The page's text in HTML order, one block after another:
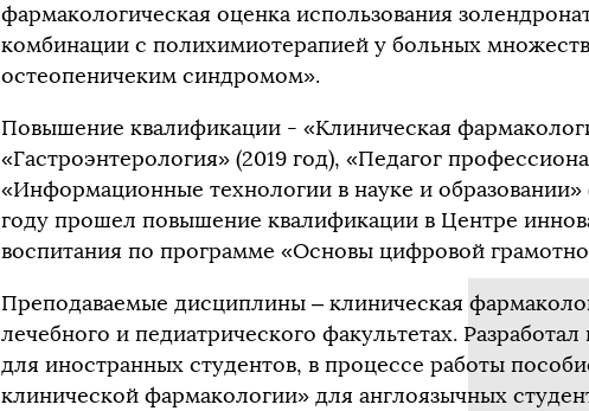
фармакологическая оценка использования
комбинации с полихимиотерапией у больных
остеопеничеким синдромом».
Повышение квалификации - «Клиническая
«Гастроэнтерология» (2019 год), «Педагог
«Информационные технологии в науке и образовании»
году прошел повышение квалификации в Центре
воспитания по программе «Основы цифровой
Преподаваемые дисциплины – клиническая
лечебного и педиатрического факультетах.
для иностранных студентов, в процессе работы
клинической фармакологии» для англоязычных